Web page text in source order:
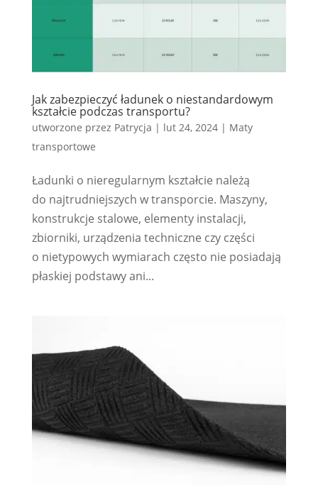
Jak zabezpieczyć ładunek o niestandardowym
kształcie podczas transportu?
utworzone przez Patrycja | lut 24, 2024| Maty
transportowe
Ładunki o nieregularnym kształcie należą
do najtrudniejszych w transporcie. Maszyny,
konstrukcje stalowe, elementy instalacji,
zbiorniki, urządzenia techniczne czy części
o nietypowych wymiarach często nie posiadają
płaskiej podstawy ani...